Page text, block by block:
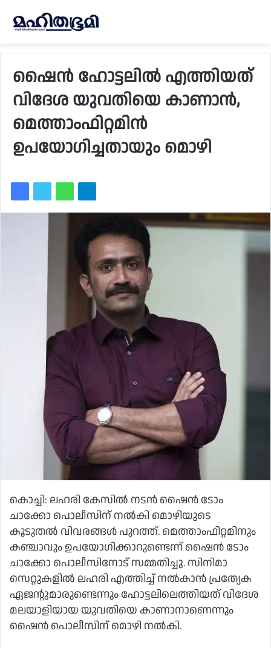
ഷൈന്‍ ഹോട്ടലില്‍ എത്തിയത്
വിദേശ യുവതിയെ കാണാന്‍,
മെത്താംഫിറ്റമിന്‍
ഉപയോഗിച്ചതായും മൊഴി
കൊച്ചി: ലഹരി കേസില്‍ നടന്‍ ഷൈന്‍ ടോം
ചാക്കോ പൊലീസിന് നല്‍കി മൊഴിയുടെ
കൂടുതല്‍ വിവരങ്ങള്‍ പുറത്ത്. മെത്താംഫിറ്റമിനും
കഞ്ചാവും ഉപയോഗിക്കാറുണ്ടെന്ന് ഷൈന്‍ ടോം
ചാക്കോ പൊലീസിനോട് സമ്മതിച്ചു. സിനിമാ
സെറ്റുകളില്‍ ലഹരി എത്തിച്ച് നല്‍കാന്‍ പ്രത്യേക
ഏജന്റുമാരുണ്ടെന്നും ഹോട്ടലിലെത്തിയത് വിദേശ
മലയാളിയായ യുവതിയെ കാണാനാണെന്നും
ഷൈന്‍ പൊലീസിന് മൊഴി നല്‍കി.